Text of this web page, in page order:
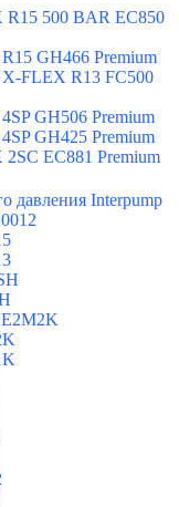
500 BAR EC850
GH466 Premium
FLEX R13 FC500
GH506 Premium
GH425 Premium
EC881 Premium
давления Interpump